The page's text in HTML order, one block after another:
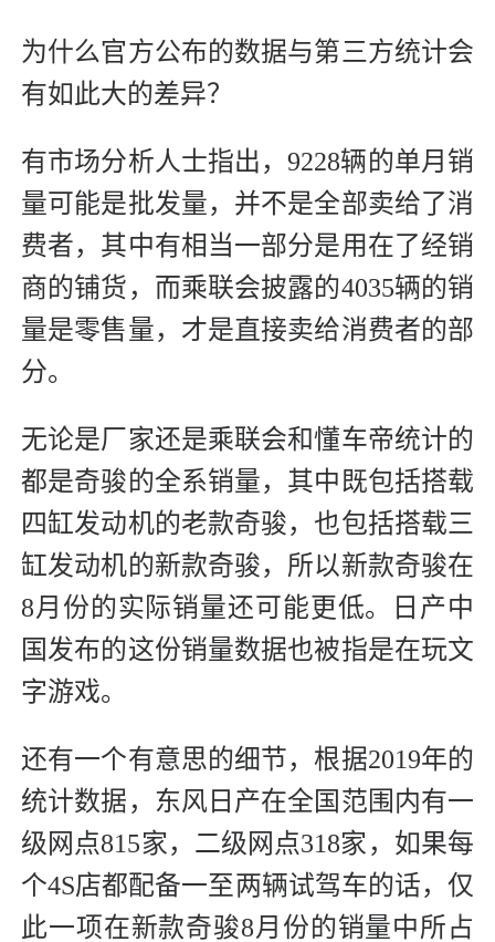
为什么官方公布的数据与第三方统计会
有如此大的差异？
有市场分析人士指出，9228辆的单月销
量可能是批发量，并不是全部卖给了消
费者，其中有相当一部分是用在了经销
商的铺货，而乘联会披露的4035辆的销
量是零售量，才是直接卖给消费者的部
分。
无论是厂家还是乘联会和懂车帝统计的
都是奇骏的全系销量，其中既包括搭载
四缸发动机的老款奇骏，也包括搭载三
缸发动机的新款奇骏，所以新款奇骏在
8月份的实际销量还可能更低。日产中
国发布的这份销量数据也被指是在玩文
字游戏。
还有一个有意思的细节，根据2019年的
统计数据，东风日产在全国范围内有一
级网点815家，二级网点318家，如果每
个4S店都配备一至两辆试驾车的话，仅
此一项在新款奇骏8月份的销量中所占